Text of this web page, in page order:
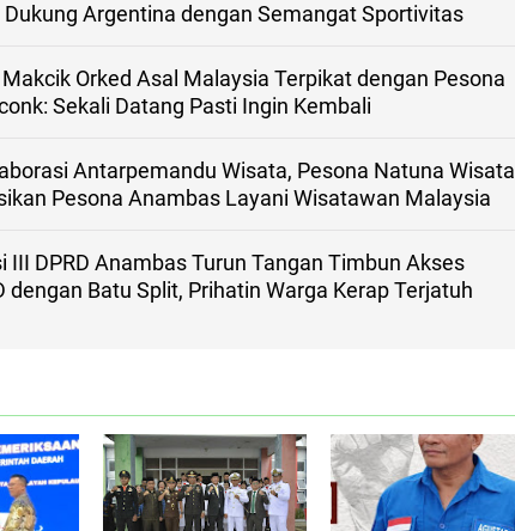
Argentina dengan Semangat Sportivitas
Orked Asal Malaysia Terpikat dengan Pesona
Sekali Datang Pasti Ingin Kembali
Antarpemandu Wisata, Pesona Natuna Wisata
Pesona Anambas Layani Wisatawan Malaysia
III DPRD Anambas Turun Tangan Timbun Akses
dengan Batu Split, Prihatin Warga Kerap Terjatuh